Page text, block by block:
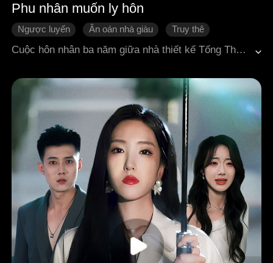
Phu nhân muốn ly hôn
Ngược luyến Ân oán nhà giàu
Truy thê
Vả mặt
Ly hôn
Cuộc hôn nhân ba năm giữa nhà thiết kế Tống Thanh Nghiên và tổng giám đốc Kỳ Bắc Uyên nảy sinh vô vàn rạn nứt vì những hiểu lầm và sự can thiệp của người trong lòng Kiều Tuyết. Sau bao uất ức, Tống Thanh Nghiên kiên quyết ly hôn, dựa vào tài năng thiết kế thời trang của mình để tập trung phát triển sự nghiệp, tìm lại ước mơ và gặt hái thành công trong giới thời trang. Sau khi trải qua thử thách sinh tử, Kỳ Bắc Uyên mới nhận ra chân tình và nỗ lực bù đắp lỗi lầm quá khứ. Hai người vượt qua nhiều gian nan, hóa giải mọi hiểu lầm, xóa bỏ khoảng cách, để rồi gương vỡ lại lành trong sự thấu hiểu và cứu rỗi lẫn nhau, cuối cùng đạt được hạnh phúc viên mãn.